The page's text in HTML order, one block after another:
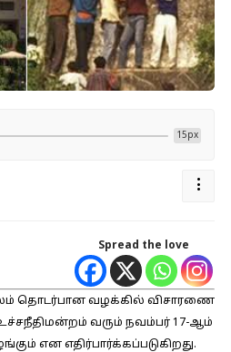
15px
Spread the love
தொடர்பான வழக்கில் விசாரணை
வரும் நவம்பர் 17-ஆம்
என எதிர்பார்க்கப்படுகிறது.